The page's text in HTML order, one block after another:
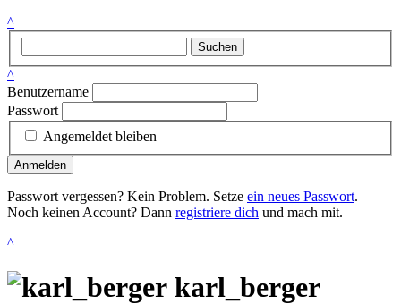
^
Suchen
^
Benutzername
Passwort
Angemeldet bleiben
Anmelden
Passwort vergessen? Kein Problem. Setze ein neues Passwort.
Noch keinen Account? Dann registriere dich und mach mit.
^
karl_berger